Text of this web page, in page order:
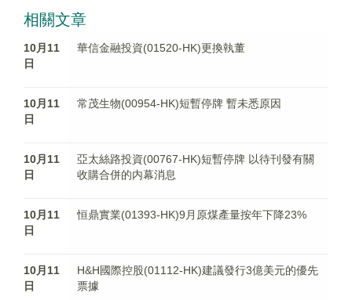
相關文章
10月11
日
華信金融投資(01520-HK)更換執董
10月11
日
常茂生物(00954-HK)短暫停牌 暫未悉原因
10月11
日
亞太絲路投資(00767-HK)短暫停牌 以待刊發有關
收購合併的内幕消息
10月11
日
恒鼎實業(01393-HK)9月原煤產量按年下降23%
10月11
日
H&H國際控股(01112-HK)建議發行3億美元的優先
票據